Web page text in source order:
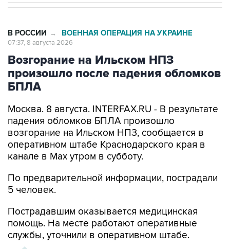
В РОССИИ → ВОЕННАЯ ОПЕРАЦИЯ НА УКРАИНЕ
07:37, 8 августа 2026
Возгорание на Ильском НПЗ
произошло после падения обломков
БПЛА
Москва. 8 августа. INTERFAX.RU - В результате
падения обломков БПЛА произошло
возгорание на Ильском НПЗ, сообщается в
оперативном штабе Краснодарского края в
канале в Max утром в субботу.
По предварительной информации, пострадали
5 человек.
Пострадавшим оказывается медицинская
помощь. На месте работают оперативные
службы, уточнили в оперативном штабе.